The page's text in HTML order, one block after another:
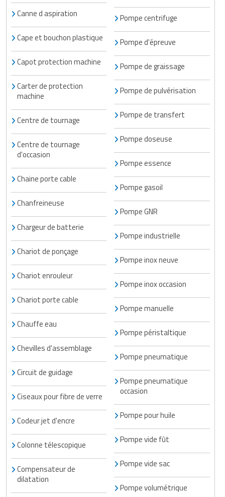
Canne d aspiration
Cape et bouchon plastique
Capot protection machine
Carter de protection
machine
Centre de tournage
Centre de tournage
d'occasion
Chaine porte cable
Chanfreineuse
Chargeur de batterie
Chariot de ponçage
Chariot enrouleur
Chariot porte cable
Chauffe eau
Chevilles d'assemblage
Circuit de guidage
Ciseaux pour fibre de verre
Codeur jet d'encre
Colonne télescopique
Compensateur de
dilatation
Pompe centrifuge
Pompe d'épreuve
Pompe de graissage
Pompe de pulvérisation
Pompe de transfert
Pompe doseuse
Pompe essence
Pompe gasoil
Pompe GNR
Pompe industrielle
Pompe inox neuve
Pompe inox occasion
Pompe manuelle
Pompe péristaltique
Pompe pneumatique
Pompe pneumatique
occasion
Pompe pour huile
Pompe vide fût
Pompe vide sac
Pompe volumétrique